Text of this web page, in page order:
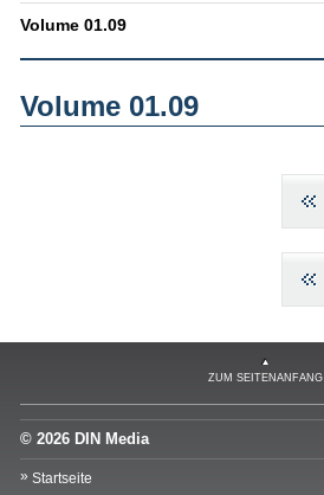
Volume 01.09
Volume 01.09
ZUM SEITENANFANG
© 2026 DIN Media
Startseite